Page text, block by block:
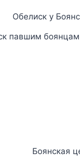
павшим боянцам